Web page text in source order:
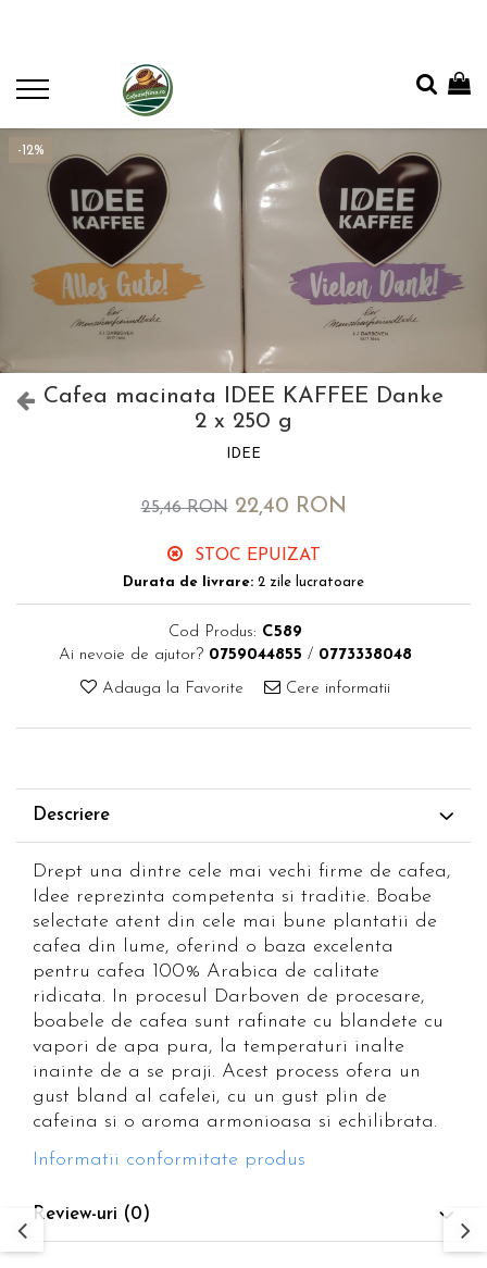
-12%
Cafea macinata IDEE KAFFEE Danke
2 x 250 g
IDEE
25,46 RON 22,40 RON
STOC EPUIZAT
Durata de livrare: 2 zile lucratoare
Cod Produs: C589
Ai nevoie de ajutor? 0759044855 / 0773338048
Adauga la Favorite Cere informatii
Descriere
Drept una dintre cele mai vechi firme de cafea,
Idee reprezinta competenta si traditie. Boabe
selectate atent din cele mai bune plantatii de
cafea din lume, oferind o baza excelenta
pentru cafea 100% Arabica de calitate
ridicata. In procesul Darboven de procesare,
boabele de cafea sunt rafinate cu blandete cu
vapori de apa pura, la temperaturi inalte
inainte de a se praji. Acest process ofera un
gust bland al cafelei, cu un gust plin de
cafeina si o aroma armonioasa si echilibrata.
Informatii conformitate produs
Review-uri (0)